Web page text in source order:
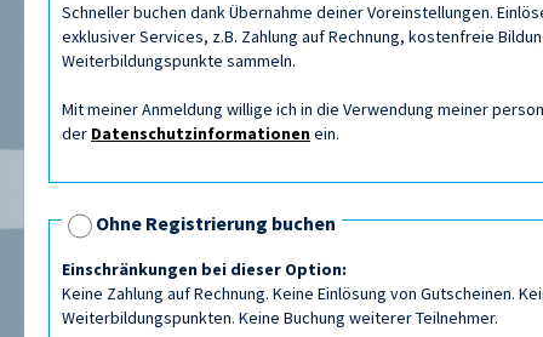
Schneller buchen dank Übernahme deiner Voreinstellungen.
exklusiver Services, z.B. Zahlung auf Rechnung, kostenfreie
Weiterbildungspunkte sammeln.
Mit meiner Anmeldung willige ich in die Verwendung meiner
der Datenschutzinformationenein.
Ohne Registrierung buchen
Einschränkungen bei dieser Option:
Keine Zahlung auf Rechnung. Keine Einlösung von Gutscheinen.
Weiterbildungspunkten. Keine Buchung weiterer Teilnehmer.